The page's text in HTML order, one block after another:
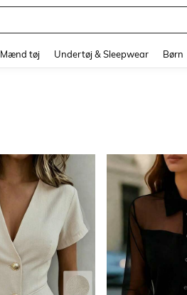
Mænd tøj Undertøj & Sleepwear Børn